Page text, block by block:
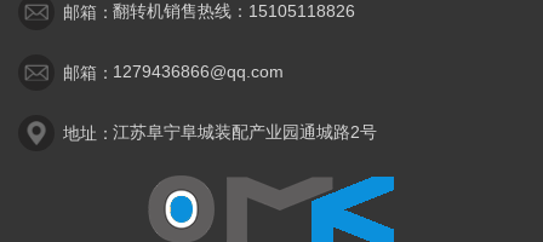
邮箱：翻转机销售热线：15105118826
邮箱： 1279436866@qq.com
地址：江苏阜宁阜城装配产业园通城路2号